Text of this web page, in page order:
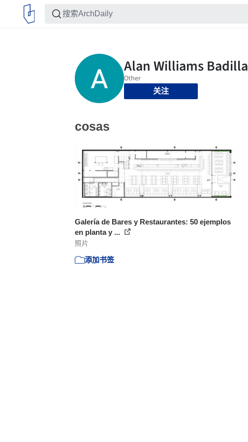
关注
cosas
Galería de Bares y Restaurantes: 50 ejemplos
en planta y ...
照片
添加书签